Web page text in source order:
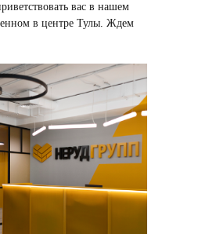
вас в нашем
в центре Тулы. Ждем